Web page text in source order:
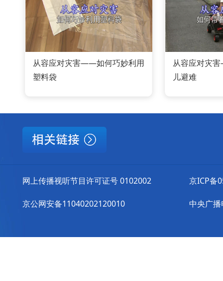
从容应对灾害——如何巧妙利用
塑料袋
从容应对灾
儿避难
网上传播视听节目许可证号 0102002
京公网安备11040202120010
京ICP备
中央广